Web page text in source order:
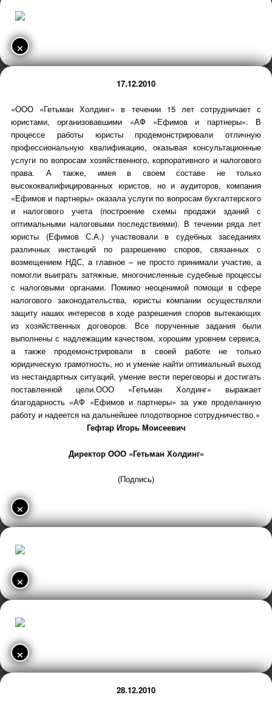
×
17.12.2010
«ООО «Гетьман Холдинг» в течении 15 лет сотрудничает с
юристами, организовавшими «АФ «Ефимов и партнеры». В
процессе работы юристы продемонстрировали отличную
профессиональную квалификацию, оказывая консультационные
услуги по вопросам хозяйственного, корпоративного и налогового
права. А также, имея в своем составе не только
высококвалифицированных юристов, но и аудиторов, компания
«Ефимов и партнеры» оказала услуги по вопросам бухгалтерского
и налогового учета (построение схемы продажи зданий с
оптимальными налоговыми последствиями). В течении ряда лет
юристы (Ефимов С.А.) участвовали в судебных заседаниях
различных инстанций по разрешению споров, связанных с
возмещением НДС, а главное – не просто принимали участие, а
помогли выиграть затяжные, многочисленные судебные процессы
с налоговыми органами. Помимо неоценимой помощи в сфере
налогового законодательства, юристы компании осуществляли
защиту наших интересов в ходе разрешения споров вытекающих
из хозяйственных договоров. Все порученные задания были
выполнены с надлежащим качеством, хорошим уровнем сервиса,
а также продемонстрировали в своей работе не только
юридическую грамотность, но и умение найти оптимальный выход
из нестандартных ситуаций, умение вести переговоры и достигать
поставленной цели.ООО «Гетьман Холдинг» выражает
благодарность «АФ «Ефимов и партнеры» за уже проделанную
работу и надеется на дальнейшее плодотворное сотрудничество.»
Гефтар Игорь Моисеевич
Директор ООО «Гетьман Холдинг»
(Подпись)
×
×
×
28.12.2010